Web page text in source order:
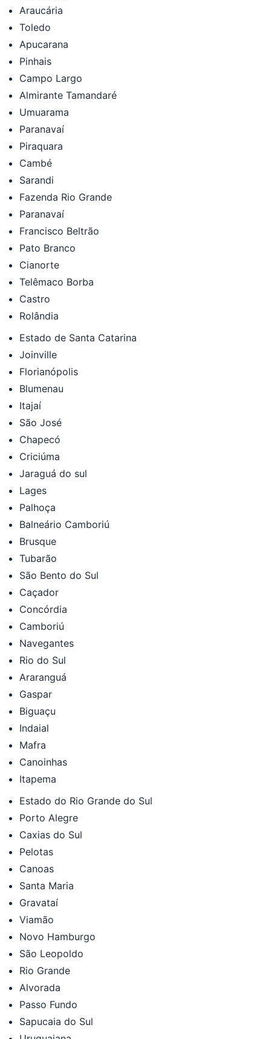
Araucária
Toledo
Apucarana
Pinhais
Campo Largo
Almirante Tamandaré
Umuarama
Paranavaí
Piraquara
Cambé
Sarandi
Fazenda Rio Grande
Paranavaí
Francisco Beltrão
Pato Branco
Cianorte
Telêmaco Borba
Castro
Rolândia
Estado de Santa Catarina
Joinville
Florianópolis
Blumenau
Itajaí
São José
Chapecó
Criciúma
Jaraguá do sul
Lages
Palhoça
Balneário Camboriú
Brusque
Tubarão
São Bento do Sul
Caçador
Concórdia
Camboriú
Navegantes
Rio do Sul
Araranguá
Gaspar
Biguaçu
Indaial
Mafra
Canoinhas
Itapema
Estado do Rio Grande do Sul
Porto Alegre
Caxias do Sul
Pelotas
Canoas
Santa Maria
Gravataí
Viamão
Novo Hamburgo
São Leopoldo
Rio Grande
Alvorada
Passo Fundo
Sapucaia do Sul